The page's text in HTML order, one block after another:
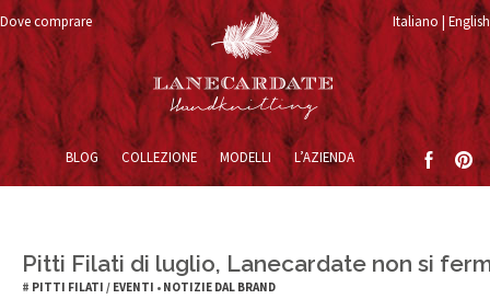
Italiano English
Dove comprare
Vai al contenuto
BLOG COLLEZIONE MODELLI L’AZIENDA
Pitti Filati di luglio, Lanecardate non si
# PITTI FILATI / EVENTI • NOTIZIE DAL BRAND